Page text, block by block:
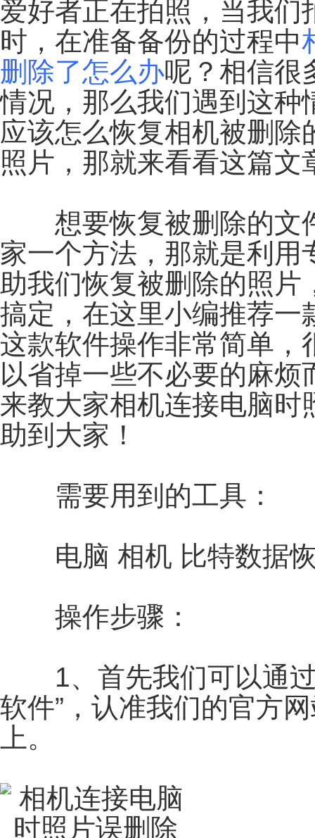
爱好者正在拍照，当我们
时，在准备备份的过程中
删除了怎么办呢？相信很
情况，那么我们遇到这种
应该怎么恢复相机被删
照片，那就来看看这篇文
想要恢复被删除的文
家一个方法，那就是利
助我们恢复被删除的照片
搞定，在这里小编推荐一
这款软件操作非常简单，
以省掉一些不必要的麻
来教大家相机连接电脑时
助到大家！
需要用到的工具：
电脑 相机 比特数据
操作步骤：
1、首先我们可以通过
软件”，认准我们的官方
上。